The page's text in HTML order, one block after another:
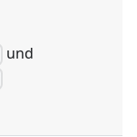
und